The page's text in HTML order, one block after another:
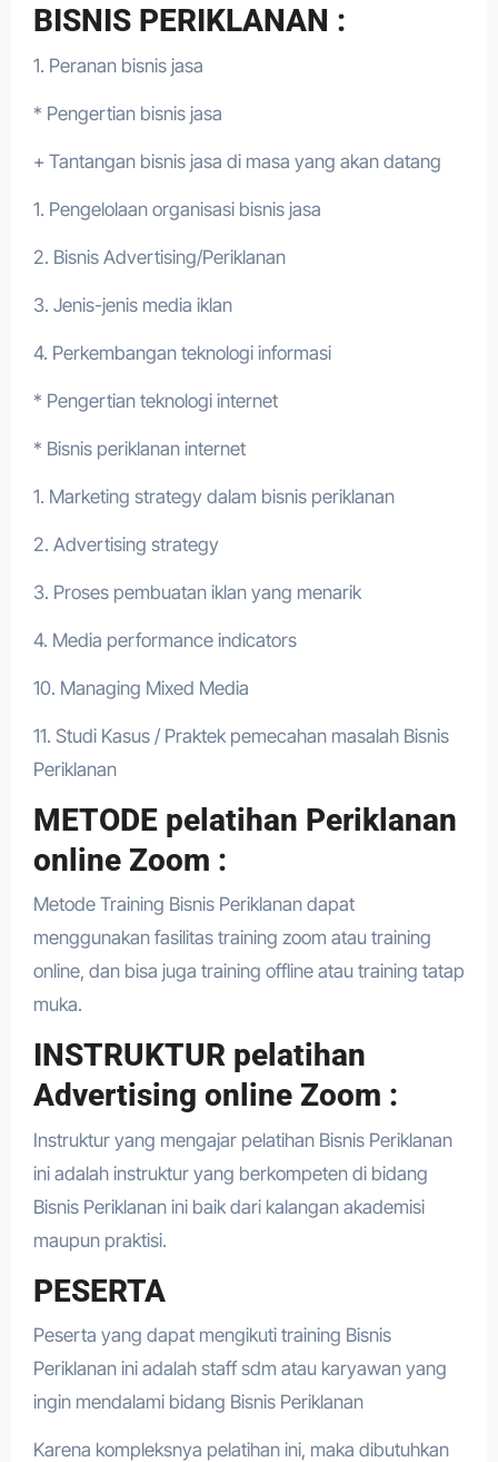
BISNIS PERIKLANAN :
1. Peranan bisnis jasa
* Pengertian bisnis jasa
+ Tantangan bisnis jasa di masa yang akan datang
1. Pengelolaan organisasi bisnis jasa
2. Bisnis Advertising/Periklanan
3. Jenis-jenis media iklan
4. Perkembangan teknologi informasi
* Pengertian teknologi internet
* Bisnis periklanan internet
1. Marketing strategy dalam bisnis periklanan
2. Advertising strategy
3. Proses pembuatan iklan yang menarik
4. Media performance indicators
10. Managing Mixed Media
11. Studi Kasus / Praktek pemecahan masalah Bisnis
Periklanan
METODE pelatihan Periklanan
online Zoom :
Metode Training Bisnis Periklanan dapat
menggunakan fasilitas training zoom atau training
online, dan bisa juga training offline atau training tatap
muka.
INSTRUKTUR pelatihan
Advertising online Zoom :
Instruktur yang mengajar pelatihan Bisnis Periklanan
ini adalah instruktur yang berkompeten di bidang
Bisnis Periklanan ini baik dari kalangan akademisi
maupun praktisi.
PESERTA
Peserta yang dapat mengikuti training Bisnis
Periklanan ini adalah staff sdm atau karyawan yang
ingin mendalami bidang Bisnis Periklanan
Karena kompleksnya pelatihan ini, maka dibutuhkan